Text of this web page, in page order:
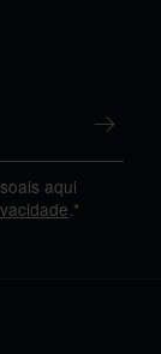
aqui
.*